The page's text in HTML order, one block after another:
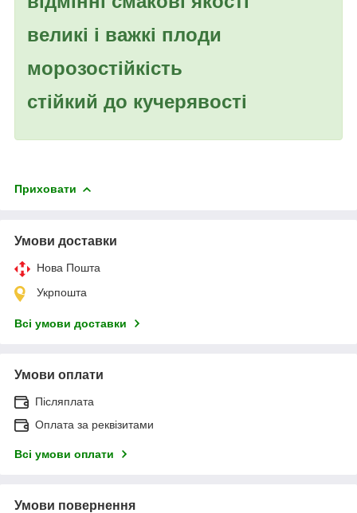
великі і важкі плоди
морозостійкість
стійкий до кучерявості
Приховати
Умови доставки
Нова Пошта
Укрпошта
Всі умови доставки
Умови оплати
Післяплата
Оплата за реквізитами
Всі умови оплати
Умови повернення